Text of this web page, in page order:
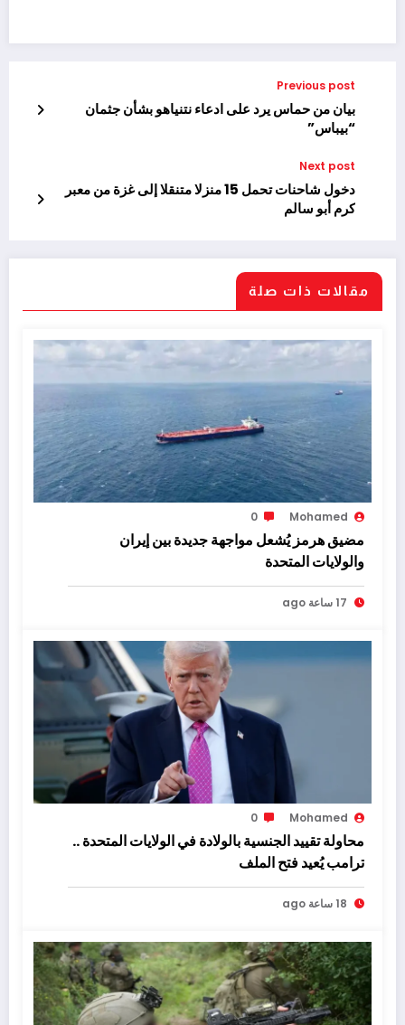
Previous post
بيان من حماس يرد على ادعاء نتنياهو بشأن جثمان
“بيباس”
Next post
دخول شاحنات تحمل 15 منزلا متنقلا إلى غزة من معبر
كرم أبو سالم
مقالات ذات صلة
Mohamed
0
مضيق هرمز يُشعل مواجهة جديدة بين إيران
والولايات المتحدة
17 ساعة ago
Mohamed
0
محاولة تقييد الجنسية بالولادة في الولايات المتحدة ..
ترامب يُعيد فتح الملف
18 ساعة ago